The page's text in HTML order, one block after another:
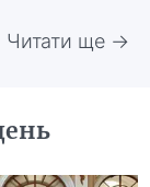
Читати ще →